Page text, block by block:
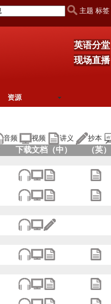
主题 标签
英语分堂
现场直播
资源
音频 视频 讲义 抄本
下载文档（中） （英）